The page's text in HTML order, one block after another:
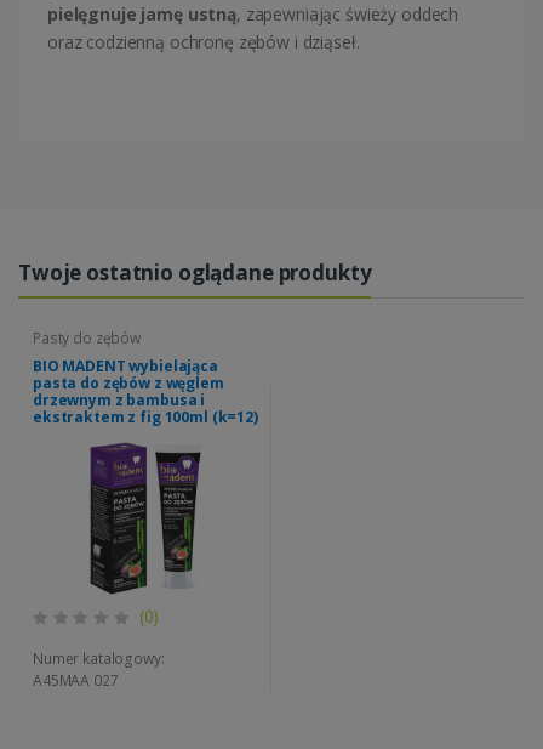
pielęgnuje jamę ustną, zapewniając świeży oddech
oraz codzienną ochronę zębów i dziąseł.
Twoje ostatnio oglądane produkty
Pasty do zębów
BIO MADENT wybielająca
pasta do zębów z węglem
drzewnym z bambusa i
ekstraktem z fig 100ml (k=12)
(0)
Numer katalogowy:
A45MAA 027